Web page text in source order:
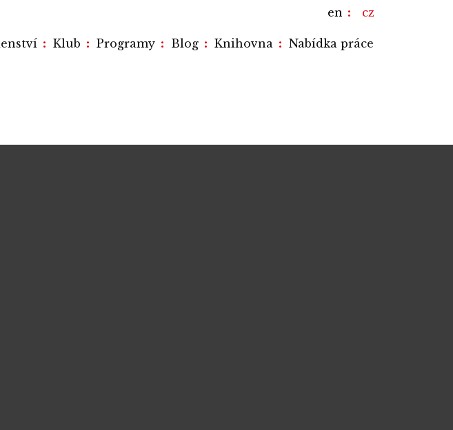
en cz
: Klub : Programy : Blog : Knihovna : Nabídka práce